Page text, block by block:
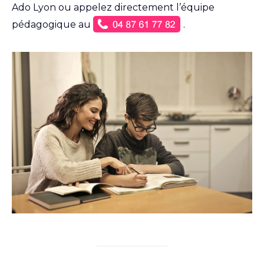
Ado Lyon ou appelez directement l’équipe
pédagogique au
.